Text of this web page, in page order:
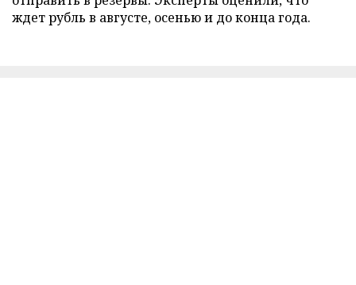
ждет рубль в августе, осенью и до конца года.